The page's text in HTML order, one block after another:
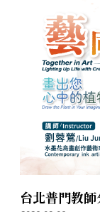
圖說：佛光大學
台北普門教